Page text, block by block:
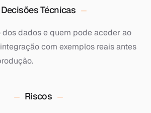
Decisões Técnicas
dados e quem pode aceder ao
com exemplos reais antes
Riscos